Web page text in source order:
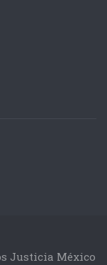
Justicia México